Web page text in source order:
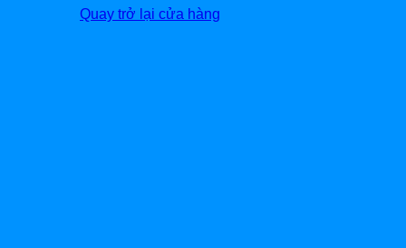
Quay trở lại cửa hàng